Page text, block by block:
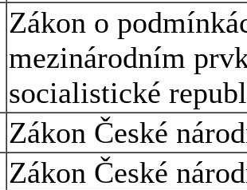
Zákon o
mezinárodním
socialistické
Zákon České
Zákon České